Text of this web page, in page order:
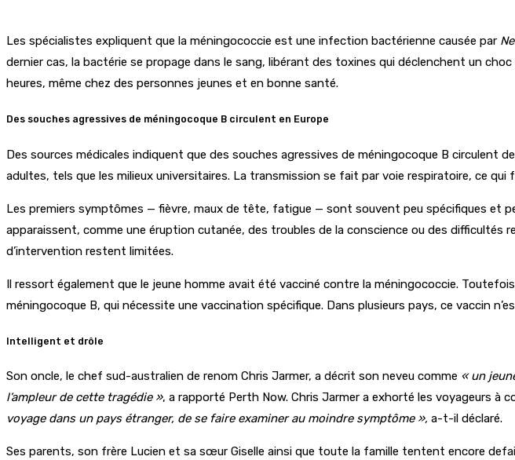
Les spécialistes expliquent que la méningococcie est une infection bactérienne causée par
dernier cas, la bactérie se propage dans le sang, libérant des toxines qui déclenchent un
heures, même chez des personnes jeunes et en bonne santé.
Des souches agressives de méningocoque B circulent en Europe
Des sources médicales indiquent que des souches agressives de méningocoque B
adultes, tels que les milieux universitaires. La transmission se fait par voie respiratoire, ce
Les premiers symptômes — fièvre, maux de tête, fatigue — sont souvent peu spécifiques et
apparaissent, comme une éruption cutanée, des troubles de la conscience ou des
d’intervention restent limitées.
Il ressort également que le jeune homme avait été vacciné contre la méningococcie.
méningocoque B, qui nécessite une vaccination spécifique. Dans plusieurs pays, ce vaccin
Intelligent et drôle
Son oncle, le chef sud-australien de renom Chris Jarmer, a décrit son neveu comme « un
l’ampleur de cette tragédie », a rapporté Perth Now. Chris Jarmer a exhorté les voyageurs à
voyage dans un pays étranger, de se faire examiner au moindre symptôme », a-t-il déclaré.
Ses parents, son frère Lucien et sa sœur Giselle ainsi que toute la famille tentent encore